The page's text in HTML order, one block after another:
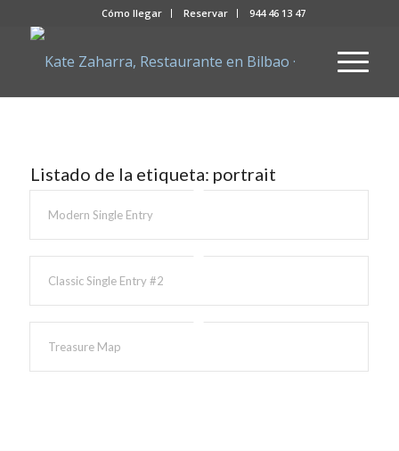
Cómo llegar Reservar 944 46 13 47
Listado de la etiqueta: portrait
Modern Single Entry
Classic Single Entry #2
Treasure Map